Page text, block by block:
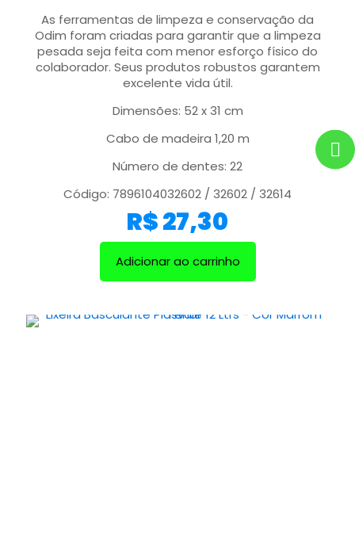
As ferramentas de limpeza e conservação da
Odim foram criadas para garantir que a limpeza
pesada seja feita com menor esforço físico do
colaborador. Seus produtos robustos garantem
excelente vida útil.
Dimensões: 52 x 31 cm
Cabo de madeira 1,20 m
Número de dentes: 22
Código: 7896104032602 / 32602 / 32614
R$27,30
Adicionar ao carrinho